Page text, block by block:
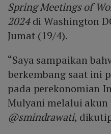
Spring Meetings of
2024di Washington
Jumat (19/4).
“Saya sampaikan
berkembang saat ini
pada perekonomian
Mulyani melalui akun
@smindrawati,